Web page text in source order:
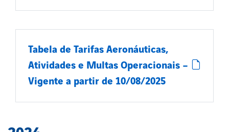
Tabela de Tarifas Aeronáuticas,
Atividades e Multas Operacionais –
Vigente a partir de 10/08/2025